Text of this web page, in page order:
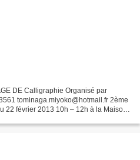
DE Calligraphie Organisé par
tominaga.miyoko@hotmail.fr 2ème
22 février 2013 10h – 12h à la Maison